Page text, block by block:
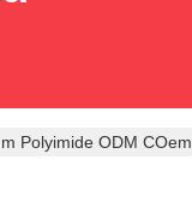
Polyimide ODM COem